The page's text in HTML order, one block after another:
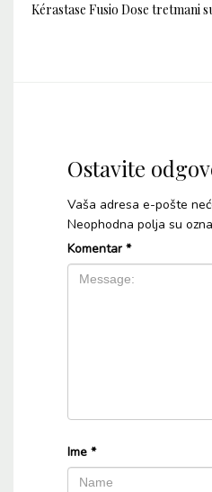
Kérastase Fusio Dose tretmani
Ostavite
Vaša adresa e-pošte
Neophodna polja su
Komentar*
Ime *